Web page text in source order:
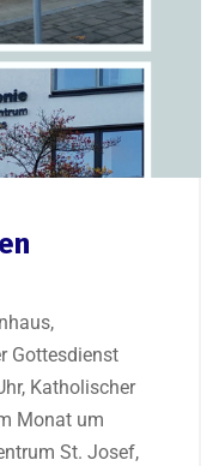
Gottesdienst
Katholischer
Monat um
St. Josef,